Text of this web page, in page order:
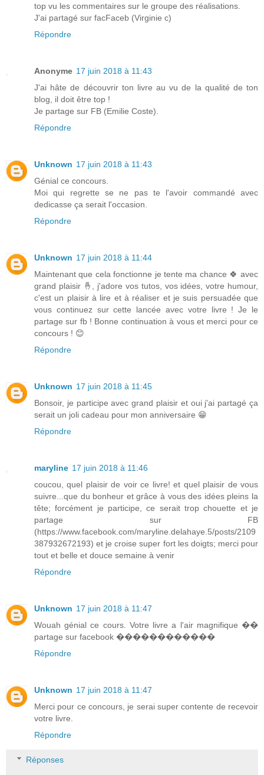
top vu les commentaires sur le groupe des réalisations.
J'ai partagé sur facFaceb (Virginie c)
Répondre
Anonyme 17 juin 2018 à 11:43
J'ai hâte de découvrir ton livre au vu de la qualité de ton
blog, il doit être top !
Je partage sur FB (Emilie Coste).
Répondre
Unknown 17 juin 2018 à 11:43
Génial ce concours.
Moi qui regrette se ne pas te l'avoir commandé avec
dedicasse ça serait l'occasion.
Répondre
Unknown 17 juin 2018 à 11:44
Maintenant que cela fonctionne je tente ma chance 🍀 avec
grand plaisir 🤞, j'adore vos tutos, vos idées, votre humour,
c'est un plaisir à lire et à réaliser et je suis persuadée que
vous continuez sur cette lancée avec votre livre ! Je le
partage sur fb ! Bonne continuation à vous et merci pour ce
concours ! 😊
Répondre
Unknown 17 juin 2018 à 11:45
Bonsoir, je participe avec grand plaisir et oui j'ai partagé ça
serait un joli cadeau pour mon anniversaire 😁
Répondre
maryline 17 juin 2018 à 11:46
coucou, quel plaisir de voir ce livre! et quel plaisir de vous
suivre...que du bonheur et grâce à vous des idées pleins la
tête; forcément je participe, ce serait trop chouette et je
partage sur FB
(https://www.facebook.com/maryline.delahaye.5/posts/2109
387932672193) et je croise super fort les doigts; merci pour
tout et belle et douce semaine à venir
Répondre
Unknown 17 juin 2018 à 11:47
Wouah génial ce cours. Votre livre a l'air magnifique ��
partage sur facebook ������������
Répondre
Unknown 17 juin 2018 à 11:47
Merci pour ce concours, je serai super contente de recevoir
votre livre.
Répondre
Réponses